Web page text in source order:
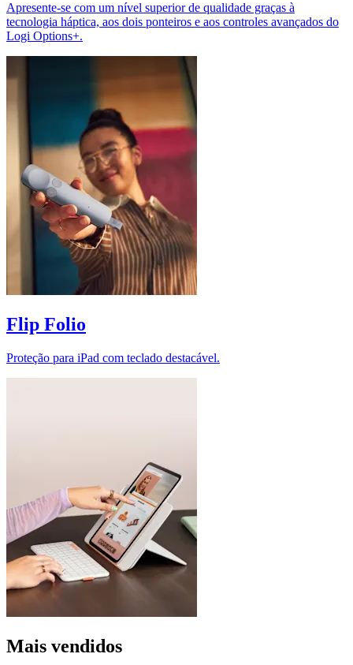
Apresente-se com um nível superior de qualidade graças à
tecnologia háptica, aos dois ponteiros e aos controles avançados do
Logi Options+.
Flip Folio
Proteção para iPad com teclado destacável.
Mais vendidos